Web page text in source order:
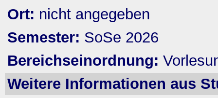
Ort: nicht angegeben
Semester: SoSe 2026
Bereichseinordnung:
Weitere Informationen aus